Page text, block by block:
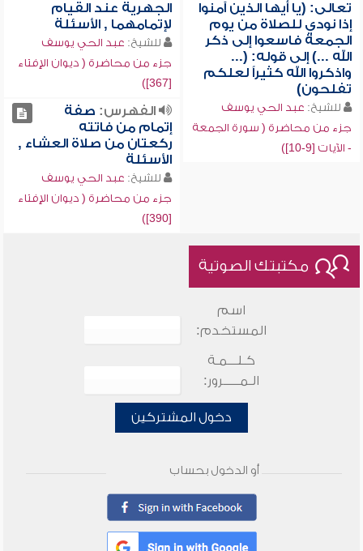
تعالى: (يا أيها الذين آمنوا
إذا نودي للصلاة من يوم
الجمعة فاسعوا إلى ذكر
الله ...) إلى قوله: (...
واذكروا الله كثيراً لعلكم
تفلحون)
للشيخ: عبد الحي يوسف
جزء من محاضرة ( سورة الجمعة
- الآيات [9-10])
الجهرية عند القيام
لإتمامهما , الأسئلة
للشيخ: عبد الحي يوسف
جزء من محاضرة ( ديوان الإفتاء
[367])
الفهرس: صفة
إتمام من فاتته
ركعتان من صلاة العشاء ,
الأسئلة
للشيخ: عبد الحي يوسف
جزء من محاضرة ( ديوان الإفتاء
[390])
مكتبتك الصوتية
اسم
المستخدم:
كـلـــمـة
الـمـــــرور:
دخول المشتركين
أو الدخول بحساب